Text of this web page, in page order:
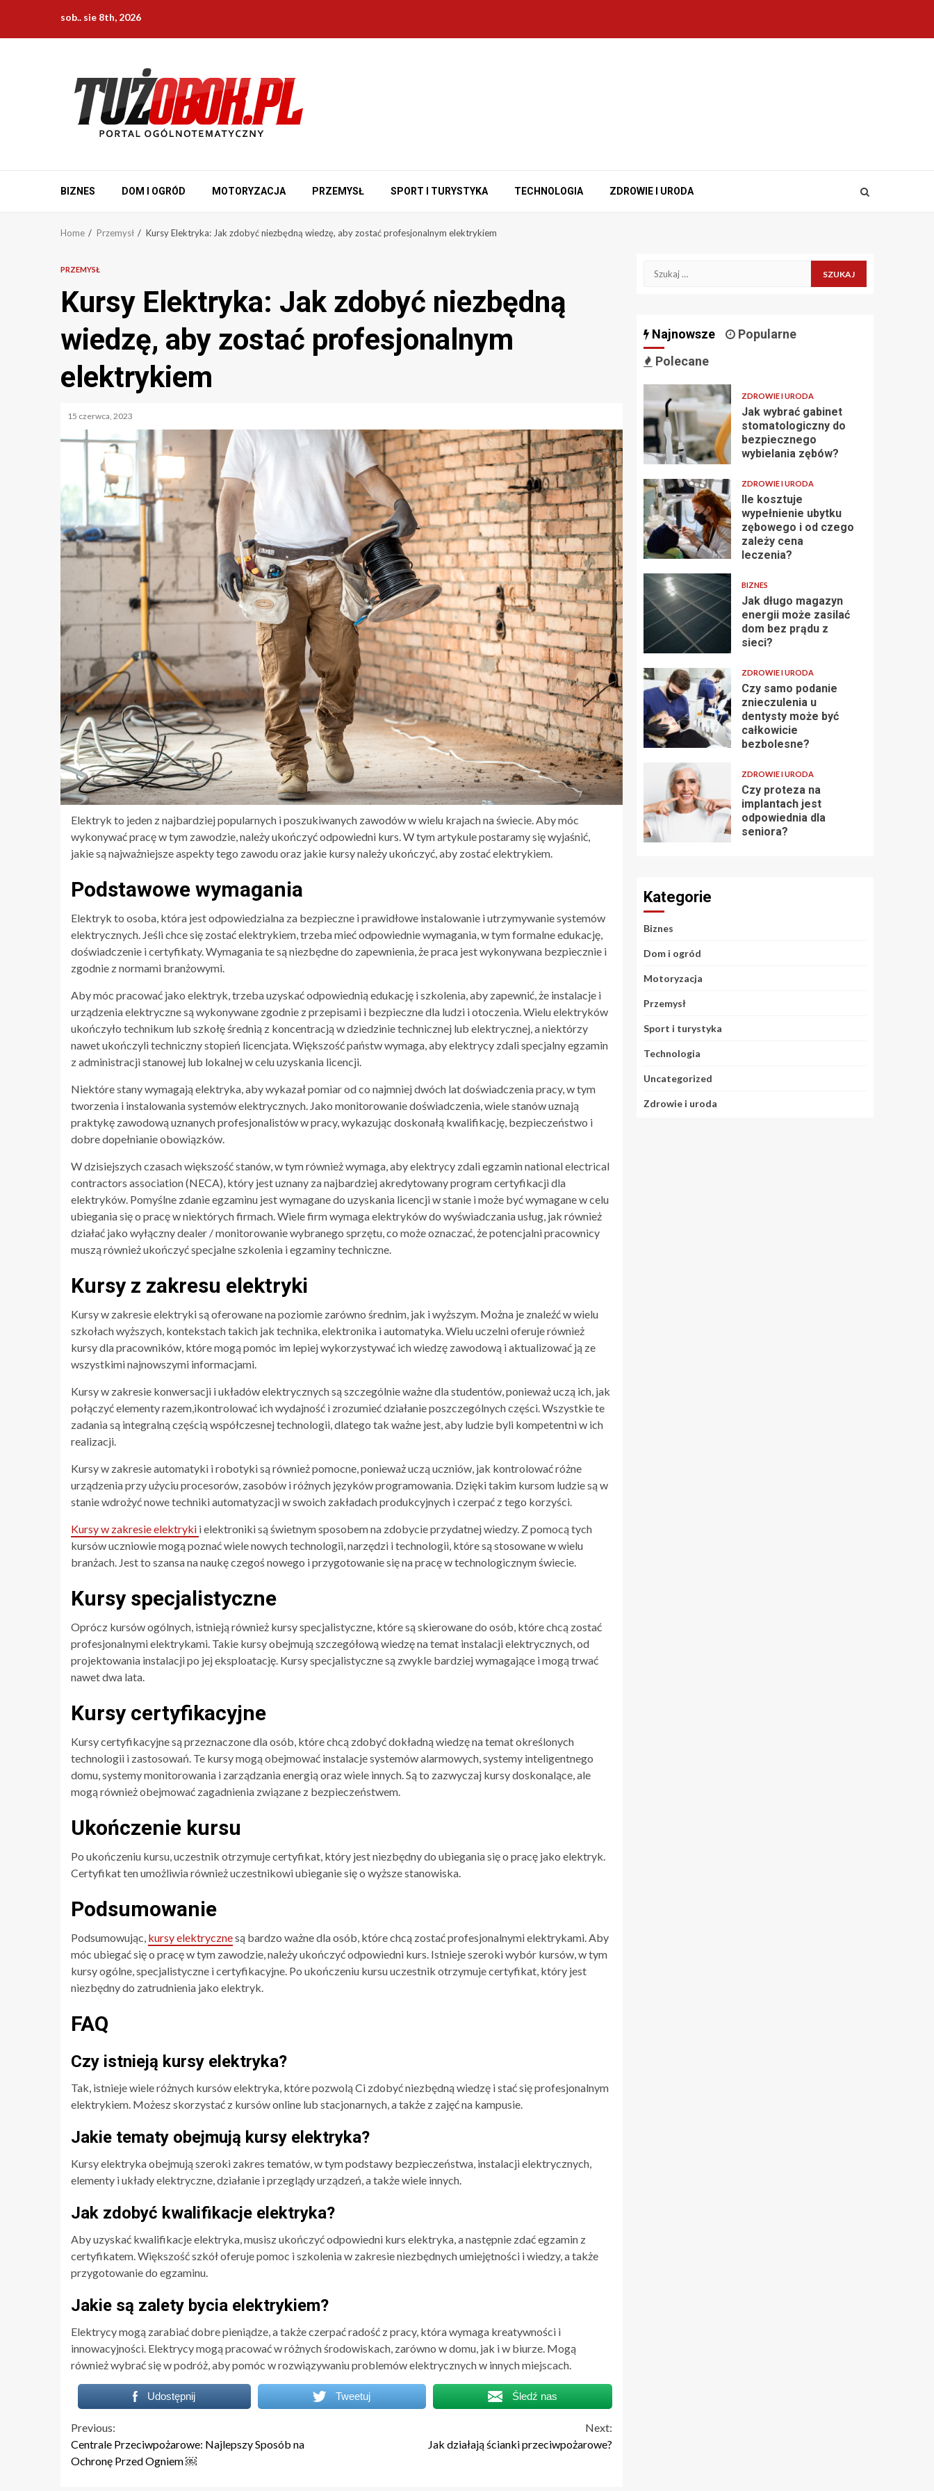
content
sob.. sie 8th, 2026
BIZNES DOM I OGRÓD MOTORYZACJA PRZEMYSŁ SPORT I TURYSTYKA TECHNOLOGIA ZDROWIE I URODA
Home Przemysł Kursy Elektryka: Jak zdobyć niezbędną wiedzę, aby zostać profesjonalnym elektrykiem
PRZEMYSŁ
Kursy Elektryka: Jak zdobyć niezbędną
wiedzę, aby zostać profesjonalnym
elektrykiem
15 czerwca, 2023
Elektryk to jeden z najbardziej popularnych i poszukiwanych zawodów w wielu krajach na świecie. Aby móc
wykonywać pracę w tym zawodzie, należy ukończyć odpowiedni kurs. W tym artykule postaramy się wyjaśnić,
jakie są najważniejsze aspekty tego zawodu oraz jakie kursy należy ukończyć, aby zostać elektrykiem.
Podstawowe wymagania
Elektryk to osoba, która jest odpowiedzialna za bezpieczne i prawidłowe instalowanie i utrzymywanie systemów
elektrycznych. Jeśli chce się zostać elektrykiem, trzeba mieć odpowiednie wymagania, w tym formalne edukację,
doświadczenie i certyfikaty. Wymagania te są niezbędne do zapewnienia, że praca jest wykonywana bezpiecznie i
zgodnie z normami branżowymi.
Aby móc pracować jako elektryk, trzeba uzyskać odpowiednią edukację i szkolenia, aby zapewnić, że instalacje i
urządzenia elektryczne są wykonywane zgodnie z przepisami i bezpieczne dla ludzi i otoczenia. Wielu elektryków
ukończyło technikum lub szkołę średnią z koncentracją w dziedzinie technicznej lub elektrycznej, a niektórzy
nawet ukończyli techniczny stopień licencjata. Większość państw wymaga, aby elektrycy zdali specjalny egzamin
z administracji stanowej lub lokalnej w celu uzyskania licencji.
Niektóre stany wymagają elektryka, aby wykazał pomiar od co najmniej dwóch lat doświadczenia pracy, w tym
tworzenia i instalowania systemów elektrycznych. Jako monitorowanie doświadczenia, wiele stanów uznają
praktykę zawodową uznanych profesjonalistów w pracy, wykazując doskonałą kwalifikację, bezpieczeństwo i
dobre dopełnianie obowiązków.
W dzisiejszych czasach większość stanów, w tym również wymaga, aby elektrycy zdali egzamin national electrical
contractors association (NECA), który jest uznany za najbardziej akredytowany program certyfikacji dla
elektryków. Pomyślne zdanie egzaminu jest wymagane do uzyskania licencji w stanie i może być wymagane w celu
ubiegania się o pracę w niektórych firmach. Wiele firm wymaga elektryków do wyświadczania usług, jak również
działać jako wyłączny dealer / monitorowanie wybranego sprzętu, co może oznaczać, że potencjalni pracownicy
muszą również ukończyć specjalne szkolenia i egzaminy techniczne.
Kursy z zakresu elektryki
Kursy w zakresie elektryki są oferowane na poziomie zarówno średnim, jak i wyższym. Można je znaleźć w wielu
szkołach wyższych, kontekstach takich jak technika, elektronika i automatyka. Wielu uczelni oferuje również
kursy dla pracowników, które mogą pomóc im lepiej wykorzystywać ich wiedzę zawodową i aktualizować ją ze
wszystkimi najnowszymi informacjami.
Kursy w zakresie konwersacji i układów elektrycznych są szczególnie ważne dla studentów, ponieważ uczą ich, jak
połączyć elementy razem,ikontrolować ich wydajność i zrozumieć działanie poszczególnych części. Wszystkie te
zadania są integralną częścią współczesnej technologii, dlatego tak ważne jest, aby ludzie byli kompetentni w ich
realizacji.
Kursy w zakresie automatyki i robotyki są również pomocne, ponieważ uczą uczniów, jak kontrolować różne
urządzenia przy użyciu procesorów, zasobów i różnych języków programowania. Dzięki takim kursom ludzie są w
stanie wdrożyć nowe techniki automatyzacji w swoich zakładach produkcyjnych i czerpać z tego korzyści.
Kursy w zakresie elektryki i elektroniki są świetnym sposobem na zdobycie przydatnej wiedzy. Z pomocą tych
kursów uczniowie mogą poznać wiele nowych technologii, narzędzi i technologii, które są stosowane w wielu
branżach. Jest to szansa na naukę czegoś nowego i przygotowanie się na pracę w technologicznym świecie.
Kursy specjalistyczne
Oprócz kursów ogólnych, istnieją również kursy specjalistyczne, które są skierowane do osób, które chcą zostać
profesjonalnymi elektrykami. Takie kursy obejmują szczegółową wiedzę na temat instalacji elektrycznych, od
projektowania instalacji po jej eksploatację. Kursy specjalistyczne są zwykle bardziej wymagające i mogą trwać
nawet dwa lata.
Kursy certyfikacyjne
Kursy certyfikacyjne są przeznaczone dla osób, które chcą zdobyć dokładną wiedzę na temat określonych
technologii i zastosowań. Te kursy mogą obejmować instalacje systemów alarmowych, systemy inteligentnego
domu, systemy monitorowania i zarządzania energią oraz wiele innych. Są to zazwyczaj kursy doskonalące, ale
mogą również obejmować zagadnienia związane z bezpieczeństwem.
Ukończenie kursu
Po ukończeniu kursu, uczestnik otrzymuje certyfikat, który jest niezbędny do ubiegania się o pracę jako elektryk.
Certyfikat ten umożliwia również uczestnikowi ubieganie się o wyższe stanowiska.
Podsumowanie
Podsumowując, kursy elektrycznesą bardzo ważne dla osób, które chcą zostać profesjonalnymi elektrykami. Aby
móc ubiegać się o pracę w tym zawodzie, należy ukończyć odpowiedni kurs. Istnieje szeroki wybór kursów, w tym
kursy ogólne, specjalistyczne i certyfikacyjne. Po ukończeniu kursu uczestnik otrzymuje certyfikat, który jest
niezbędny do zatrudnienia jako elektryk.
FAQ
Czy istnieją kursy elektryka?
Tak, istnieje wiele różnych kursów elektryka, które pozwolą Ci zdobyć niezbędną wiedzę i stać się profesjonalnym
elektrykiem. Możesz skorzystać z kursów online lub stacjonarnych, a także z zajęć na kampusie.
Jakie tematy obejmują kursy elektryka?
Kursy elektryka obejmują szeroki zakres tematów, w tym podstawy bezpieczeństwa, instalacji elektrycznych,
elementy i układy elektryczne, działanie i przeglądy urządzeń, a także wiele innych.
Jak zdobyć kwalifikacje elektryka?
Aby uzyskać kwalifikacje elektryka, musisz ukończyć odpowiedni kurs elektryka, a następnie zdać egzamin z
certyfikatem. Większość szkół oferuje pomoc i szkolenia w zakresie niezbędnych umiejętności i wiedzy, a także
przygotowanie do egzaminu.
Jakie są zalety bycia elektrykiem?
Elektrycy mogą zarabiać dobre pieniądze, a także czerpać radość z pracy, która wymaga kreatywności i
innowacyjności. Elektrycy mogą pracować w różnych środowiskach, zarówno w domu, jak i w biurze. Mogą
również wybrać się w podróż, aby pomóc w rozwiązywaniu problemów elektrycznych w innych miejscach.
Udostępnij Tweetuj Śledź nas
Continue
Reading
Previous:
Centrale Przeciwpożarowe: Najlepszy Sposób na
Ochronę Przed Ogniem ￼
Next:
Jak działają ścianki przeciwpożarowe?
Szukaj:
Najnowsze
Popularne
Polecane
ZDROWIE I URODA
Jak wybrać gabinet
stomatologiczny do
bezpiecznego
wybielania zębów?
ZDROWIE I URODA
Ile kosztuje
wypełnienie ubytku
zębowego i od czego
zależy cena
leczenia?
BIZNES
Jak długo magazyn
energii może zasilać
dom bez prądu z
sieci?
ZDROWIE I URODA
Czy samo podanie
znieczulenia u
dentysty może być
całkowicie
bezbolesne?
ZDROWIE I URODA
Czy proteza na
implantach jest
odpowiednia dla
seniora?
Kategorie
Biznes
Dom i ogród
Motoryzacja
Przemysł
Sport i turystyka
Technologia
Uncategorized
Zdrowie i uroda